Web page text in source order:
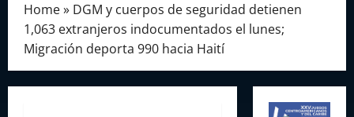
Home» DGM y cuerpos de seguridad detienen
1,063 extranjeros indocumentados el lunes;
Migración deporta 990 hacia Haití